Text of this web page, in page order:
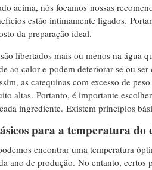
acima, nós focamos nossas
estão intimamente ligados.
da preparação ideal.
libertados mais ou menos na água
ao calor e podem deteriorar-se ou ser
as catequinas com excesso de
altas. Portanto, é importante
ingrediente. Existem princípios
para a temperatura do
encontrar uma temperatura
ano de produção. No entanto, certos